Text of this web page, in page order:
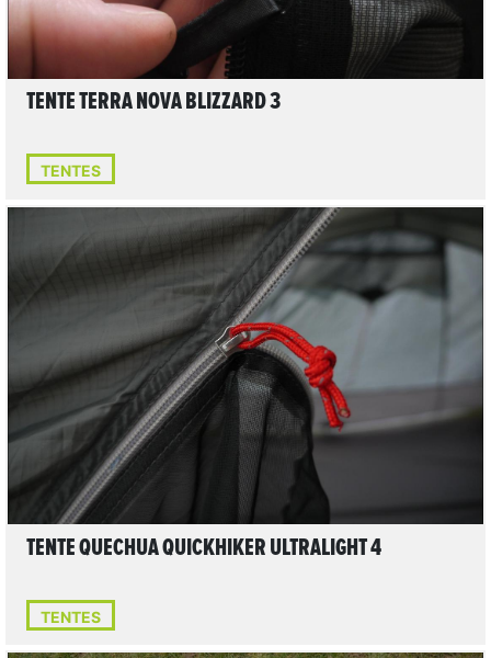
TENTE TERRA NOVA BLIZZARD 3
TENTES
LIRE L'ARTICLE
TENTE QUECHUA QUICKHIKER ULTRALIGHT 4
TENTES